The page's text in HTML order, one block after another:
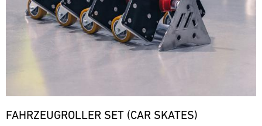
FAHRZEUGROLLER SET (CAR SKATES)